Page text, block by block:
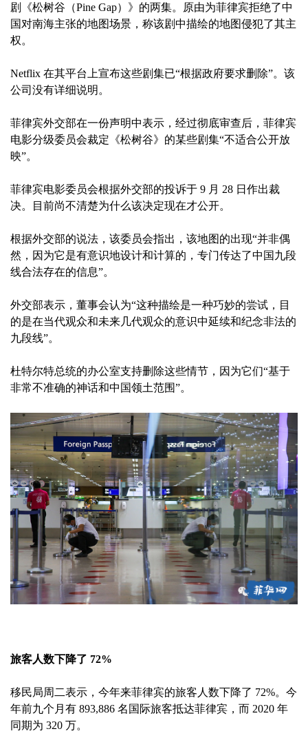
剧《松树谷（Pine Gap）》的两集。原由为菲律宾拒绝了中
国对南海主张的地图场景，称该剧中描绘的地图侵犯了其主
权。
Netflix 在其平台上宣布这些剧集已“根据政府要求删除”。该
公司没有详细说明。
菲律宾外交部在一份声明中表示，经过彻底审查后，菲律宾
电影分级委员会裁定《松树谷》的某些剧集“不适合公开放
映”。
菲律宾电影委员会根据外交部的投诉于 9 月 28 日作出裁
决。目前尚不清楚为什么该决定现在才公开。
根据外交部的说法，该委员会指出，该地图的出现“并非偶
然，因为它是有意识地设计和计算的，专门传达了中国九段
线合法存在的信息”。
外交部表示，董事会认为“这种描绘是一种巧妙的尝试，目
的是在当代观众和未来几代观众的意识中延续和纪念非法的
九段线”。
杜特尔特总统的办公室支持删除这些情节，因为它们“基于
非常不准确的神话和中国领土范围”。
旅客人数下降了 72%
移民局周二表示，今年来菲律宾的旅客人数下降了 72%。今
年前九个月有 893,886 名国际旅客抵达菲律宾，而 2020 年
同期为 320 万。